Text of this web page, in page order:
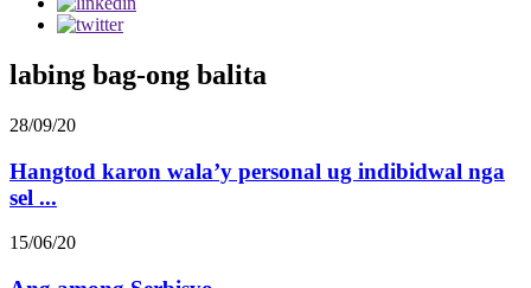
labing bag-ong balita
28/09/20
Hangtod karon wala’y personal ug indibidwal nga
sel ...
15/06/20